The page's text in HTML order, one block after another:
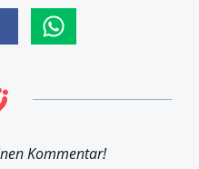
Kommentar!